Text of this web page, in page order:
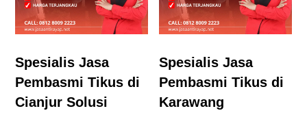
Spesialis Jasa
Pembasmi Tikus di
Cianjur Solusi
Spesialis Jasa
Pembasmi Tikus di
Karawang